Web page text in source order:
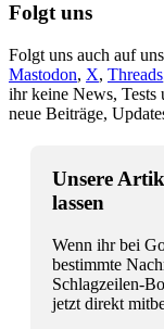
Folgt uns
Folgt uns auch auf
Mastodon, X, Threads
ihr keine News, Tests
neue Beiträge,
Unsere
lassen
Wenn ihr bei
bestimmte
Schlagzeilen-
jetzt direkt